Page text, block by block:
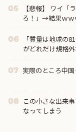
05
【悲報】 ワイ「
ろ！」→結果ｗｗ
06
「質量は地球の
がどれだけ規格
07 実際のところ中
08
この小さな出来
なってしまう